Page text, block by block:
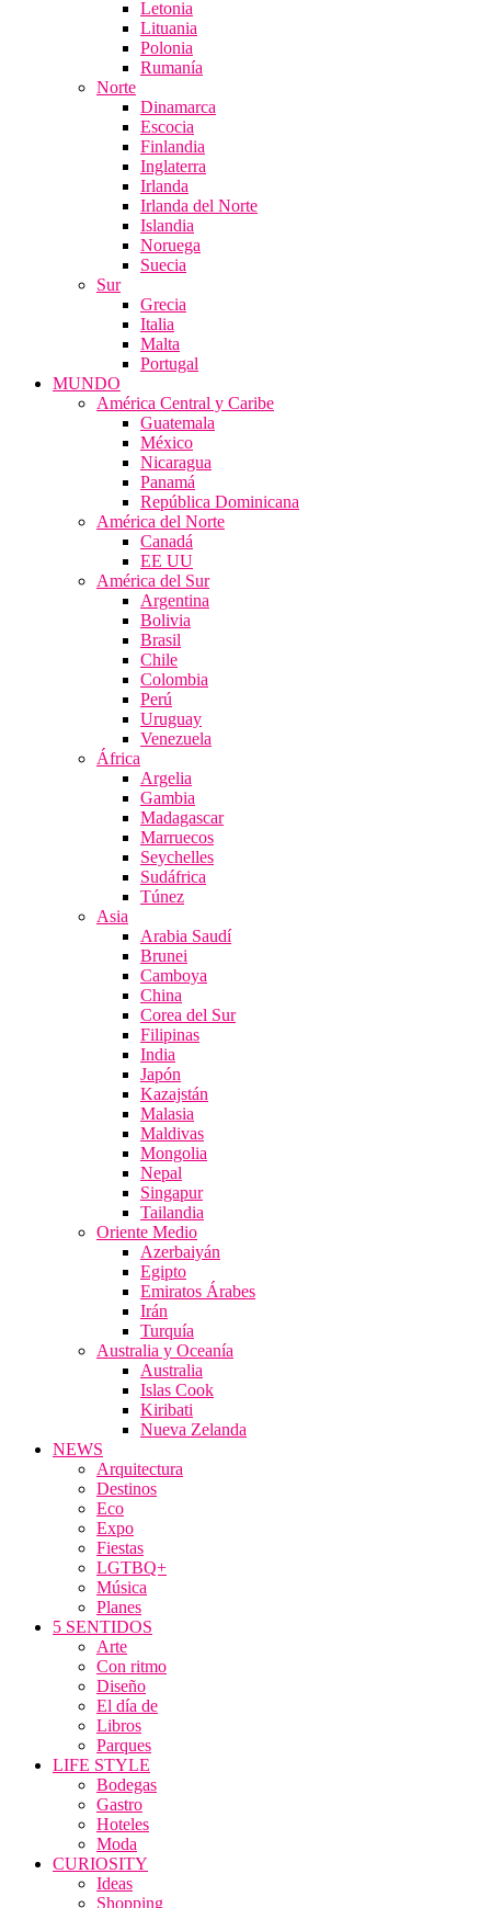
Letonia
Lituania
Polonia
Rumanía
Norte
Dinamarca
Escocia
Finlandia
Inglaterra
Irlanda
Irlanda del Norte
Islandia
Noruega
Suecia
Sur
Grecia
Italia
Malta
Portugal
MUNDO
América Central y Caribe
Guatemala
México
Nicaragua
Panamá
República Dominicana
América del Norte
Canadá
EE UU
América del Sur
Argentina
Bolivia
Brasil
Chile
Colombia
Perú
Uruguay
Venezuela
África
Argelia
Gambia
Madagascar
Marruecos
Seychelles
Sudáfrica
Túnez
Asia
Arabia Saudí
Brunei
Camboya
China
Corea del Sur
Filipinas
India
Japón
Kazajstán
Malasia
Maldivas
Mongolia
Nepal
Singapur
Tailandia
Oriente Medio
Azerbaiyán
Egipto
Emiratos Árabes
Irán
Turquía
Australia y Oceanía
Australia
Islas Cook
Kiribati
Nueva Zelanda
NEWS
Arquitectura
Destinos
Eco
Expo
Fiestas
LGTBQ+
Música
Planes
5 SENTIDOS
Arte
Con ritmo
Diseño
El día de
Libros
Parques
LIFE STYLE
Bodegas
Gastro
Hoteles
Moda
CURIOSITY
Ideas
Shopping